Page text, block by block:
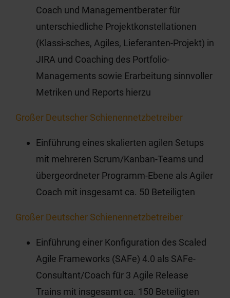
Coach und Managementberater für
unterschiedliche Projektkonstellationen
(Klassi-sches, Agiles, Lieferanten-Projekt) in
JIRA und Coaching des Portfolio-
Managements sowie Erarbeitung sinnvoller
Metriken und Reports hierzu
Großer Deutscher Schienennetzbetreiber
Einführung eines skalierten agilen Setups
mit mehreren Scrum/Kanban-Teams und
übergeordneter Programm-Ebene als Agiler
Coach mit insgesamt ca. 50 Beteiligten
Großer Deutscher Schienennetzbetreiber
Einführung einer Konfiguration des Scaled
Agile Frameworks (SAFe) 4.0 als SAFe-
Consultant/Coach für 3 Agile Release
Trains mit insgesamt ca. 150 Beteiligten